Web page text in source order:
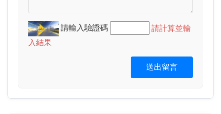
請輸入驗證碼
請計算並輸
入結果
送出留言